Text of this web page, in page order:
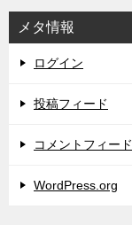
メタ情報
ログイン
投稿フィード
コメントフィード
WordPress.org